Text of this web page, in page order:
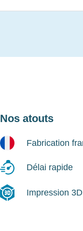
Nos atouts
Fabrication
Délai rapide
Impression 3D